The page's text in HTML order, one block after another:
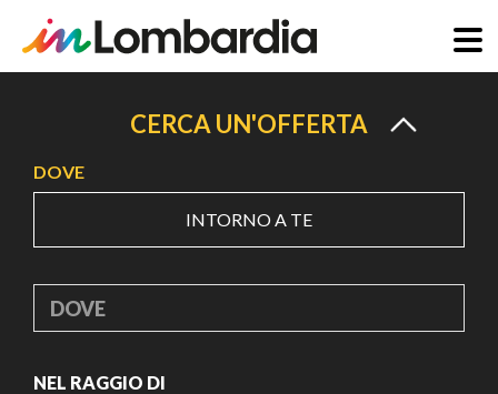
principale
CERCA UN'OFFERTA
DOVE
INTORNO A TE
DOVE
NEL RAGGIO DI